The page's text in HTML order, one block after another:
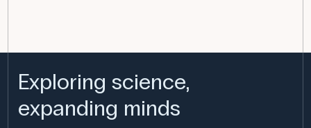
Exploring science,
expanding minds